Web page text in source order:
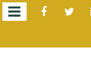
Salto
rápido